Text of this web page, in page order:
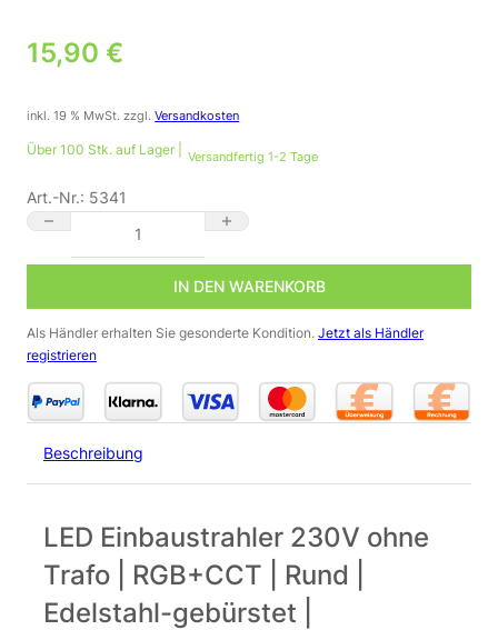
15,90 €
inkl. 19 % MwSt. zzgl.Versandkosten
Über 100 Stk. auf Lager | Versandfertig 1-2 Tage
Art.-Nr.: 5341
LED Einbaustrahler 230V ohne Trafo | RGB+CCT | Rund |
IN DEN WARENKORB
Als Händler erhalten Sie gesonderte Kondition. Jetzt als Händler
registrieren
Beschreibung
LED Einbaustrahler 230V ohne
Trafo | RGB+CCT | Rund |
Edelstahl-gebürstet |